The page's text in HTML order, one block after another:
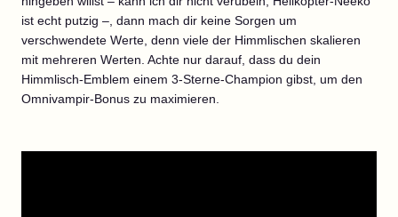
ist echt putzig –, dann mach dir keine Sorgen um
verschwendete Werte, denn viele der Himmlischen skalieren
mit mehreren Werten. Achte nur darauf, dass du dein
Himmlisch-Emblem einem 3-Sterne-Champion gibst, um den
Omnivampir-Bonus zu maximieren.